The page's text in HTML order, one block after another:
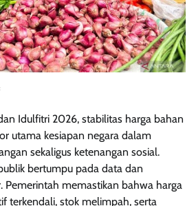
Idulfitri 2026, stabilitas harga bahan
utama kesiapan negara dalam
sekaligus ketenangan sosial.
bertumpu pada data dan
Pemerintah memastikan bahwa harga
terkendali, stok melimpah, serta